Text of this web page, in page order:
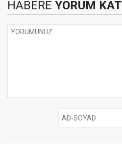
HABERE YORUM KAT